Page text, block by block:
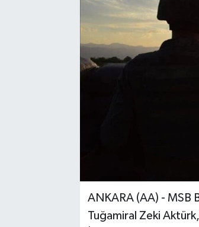
ANKARA (AA) - MSB
Tuğamiral Zeki